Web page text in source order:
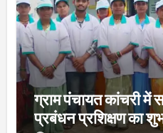
ग्राम पंचायत कांचरी में
प्रबंधन प्रशिक्षण का